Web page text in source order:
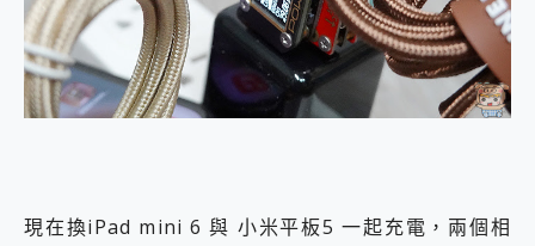
現在換iPad mini 6 與 小米平板5 一起充電，兩個相